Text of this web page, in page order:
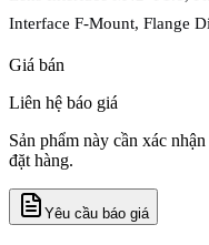
Interface F-Mount, Flange
Giá bán
Liên hệ báo giá
Sản phẩm này cần xác
đặt hàng.
Yêu cầu báo giá